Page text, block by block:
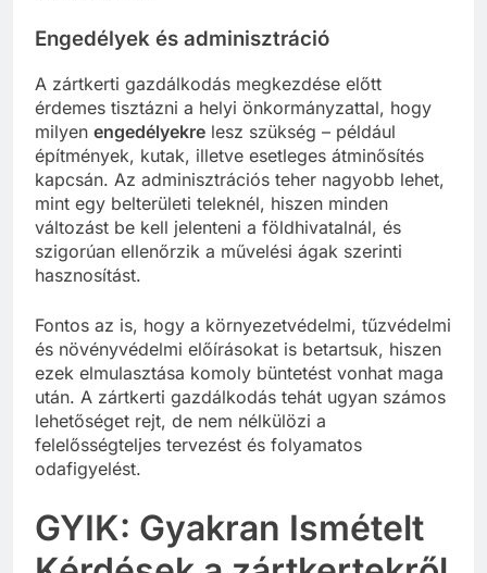
Engedélyek és adminisztráció
A zártkerti gazdálkodás megkezdése előtt
érdemes tisztázni a helyi önkormányzattal, hogy
milyen engedélyekre lesz szükség – például
építmények, kutak, illetve esetleges átminősítés
kapcsán. Az adminisztrációs teher nagyobb lehet,
mint egy belterületi teleknél, hiszen minden
változást be kell jelenteni a földhivatalnál, és
szigorúan ellenőrzik a művelési ágak szerinti
hasznosítást.
Fontos az is, hogy a környezetvédelmi, tűzvédelmi
és növényvédelmi előírásokat is betartsuk, hiszen
ezek elmulasztása komoly büntetést vonhat maga
után. A zártkerti gazdálkodás tehát ugyan számos
lehetőséget rejt, de nem nélkülözi a
felelősségteljes tervezést és folyamatos
odafigyelést.
GYIK: Gyakran Ismételt